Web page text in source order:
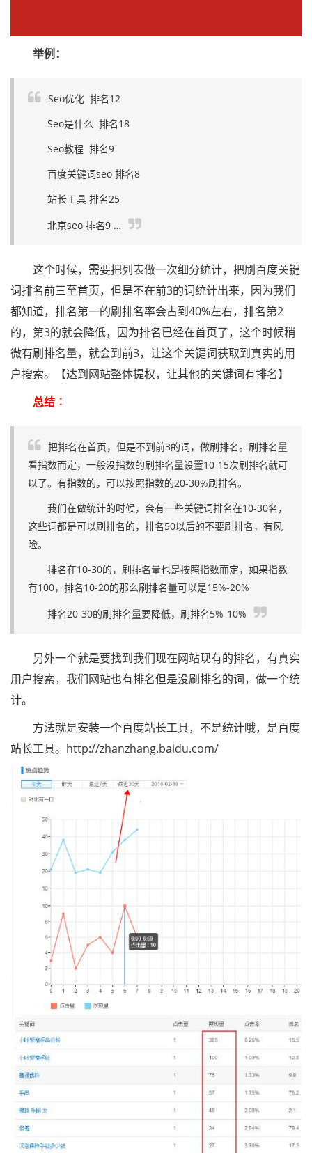
举例：
Seo优化 排名12
Seo是什么 排名18
Seo教程 排名9
百度关键词seo 排名8
站长工具 排名25
北京seo 排名9 …
这个时候，需要把列表做一次细分统计，把刷百度关键
词排名前三至首页，但是不在前3的词统计出来，因为我们
都知道，排名第一的刷排名率会占到40%左右，排名第2
的，第3的就会降低，因为排名已经在首页了，这个时候稍
微有刷排名量，就会到前3，让这个关键词获取到真实的用
户搜索。【达到网站整体提权，让其他的关键词有排名】
总结︰
把排名在首页，但是不到前3的词，做刷排名。刷排名量
看指数而定，一般没指数的刷排名量设置10-15次刷排名就可
以了。有指数的，可以按照指数的20-30%刷排名。
我们在做统计的时候，会有一些关键词排名在10-30名，
这些词都是可以刷排名的，排名50以后的不要刷排名，有风
险。
排名在10-30的，刷排名量也是按照指数而定，如果指数
有100，排名10-20的那么刷排名量可以是15%-20%
排名20-30的刷排名量要降低，刷排名5%-10%
另外一个就是要找到我们现在网站现有的排名，有真实
用户搜索，我们网站也有排名但是没刷排名的词，做一个统
计。
方法就是安装一个百度站长工具，不是统计哦，是百度
站长工具。http://zhanzhang.baidu.com/